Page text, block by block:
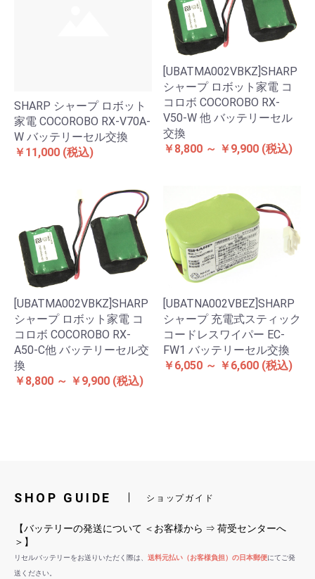
SHARP シャープ ロボット
家電 COCOROBO RX-V70A-
W バッテリーセル交換
￥11,000 (税込)
[UBATMA002VBKZ]SHARP
シャープ ロボット家電 コ
コロボ COCOROBO RX-
V50-W 他 バッテリーセル
交換
￥8,800 ～ ￥9,900 (税込)
[UBATMA002VBKZ]SHARP
シャープ ロボット家電 コ
コロボ COCOROBO RX-
A50-C他 バッテリーセル交
換
￥8,800 ～ ￥9,900 (税込)
[UBATNA002VBEZ]SHARP
シャープ 充電式スティック
コードレスワイパー EC-
FW1 バッテリーセル交換
￥6,050 ～ ￥6,600 (税込)
SHOP GUIDE ショップガイド
【バッテリーの発送について ＜お客様から ⇒ 荷受センターへ
＞】
リセルバッテリーをお送りいただく際は、 送料元払い（お客様負担）の日本郵便にてご発
送ください。